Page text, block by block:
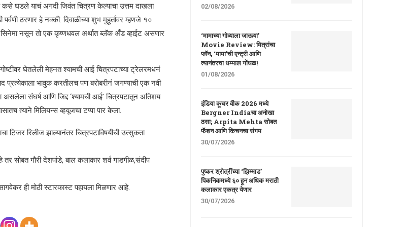
कसे घडले याचं अगदी जिवंत चित्रण केल्याचा उत्तम दाखला
ठरणार हे नक्की. दिवाळीच्या शुभ मुहूर्तावर म्हणजे १०
सिनेमा नसून तो एक कृष्णधवल अर्थात ब्लॅक अँड व्हाईट असणार
गोष्टींवर घेतलेली मेहनत श्यामची आई चित्रपटाच्या ट्रेलरमधनं
भावुक करतीलच पण बरोबरीनं जगण्याची एक नवी
संघर्ष आणि जिद्द ‘श्यामची आई’ चित्रपटातून अतिशय
त्याने मिलियन्स व्हयूजचा टप्पा पार केला.
टिजर रिलीज झाल्यानंतर चित्रपटाविषयीची उत्सुकता
सोबत गौरी देशपांडे, बाल कलाकार शर्व गाडगीळ,संदीप
ही मोठी स्टारकास्ट पहायला मिळणार आहे.
02/08/2026
‘मामाच्या गोव्याला जाऊया’
Movie Review: मित्रांचा
प्लॅन, ‘मामा’ची एन्ट्री आणि
त्यानंतरचा धम्माल गोंधळ!
01/08/2026
इंडिया कूचर वीक 2026 मध्ये
Bergner Indiaचा अनोखा
ठसा; Arpita Mehta सोबत
फॅशन आणि किचनचा संगम
30/07/2026
पुष्कर श्रोत्रींच्या ‘झिम्माड’
पिकनिकमध्ये ६० हून अधिक मराठी
कलाकार एकत्र येणार
30/07/2026